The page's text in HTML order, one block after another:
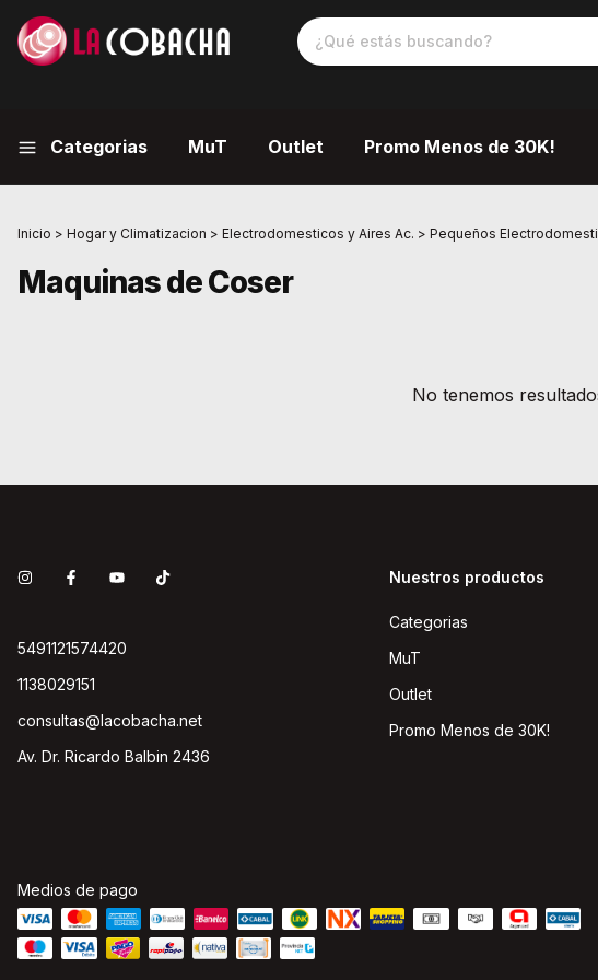
Categorias MuT Outlet Promo Menos de 30K!
Inicio > Hogar y Climatizacion > Electrodomesticos y Aires Ac. > Pequeños
Maquinas de Coser
No tenemos
5491121574420
1138029151
consultas@lacobacha.net
Av. Dr. Ricardo Balbin 2436
Nuestros productos
Categorias
MuT
Outlet
Promo Menos de 30K!
Medios de pago